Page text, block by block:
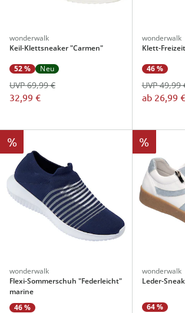
wonderwalk
Keil-Klettsneaker "Carmen"
52 % Neu
32,99 €
UVP 69,99 €
wonderwalk
Klett-
46 %
ab 26,99 €
UVP 49,99
%
wonderwalk
Flexi-Sommerschuh "Federleicht"
marine
46 %
%
wonderwalk
Leder-
64 %